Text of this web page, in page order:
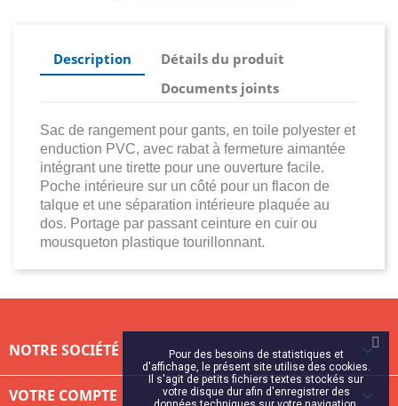
Description
Détails du produit
Documents joints
Sac de rangement pour gants, en toile polyester et
enduction PVC, avec rabat à fermeture aimantée
intégrant une tirette pour une ouverture facile.
Poche intérieure sur un côté pour un flacon de
talque et une séparation intérieure plaquée au
dos. Portage par passant ceinture en cuir ou
mousqueton plastique tourillonnant.
NOTRE SOCIÉTÉ 
VOTRE COMPTE 
Pour des besoins de statistiques et
d'affichage, le présent site utilise des cookies.
Il s'agit de petits fichiers textes stockés sur
votre disque dur afin d'enregistrer des